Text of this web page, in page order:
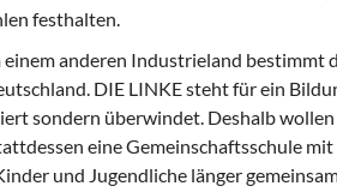
festhalten.
anderen Industrieland bestimmt
DIE LINKE steht für ein
sondern überwindet. Deshalb
eine Gemeinschaftsschule
und Jugendliche länger